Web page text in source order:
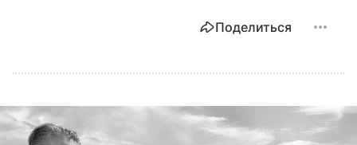
Поделиться